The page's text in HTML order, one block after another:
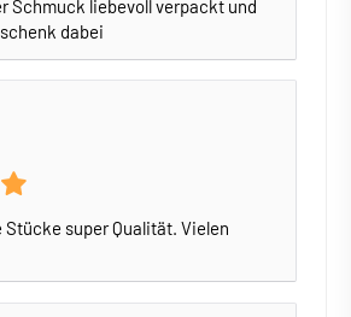
Schmuck liebevoll verpackt und
dabei
super Qualität. Vielen